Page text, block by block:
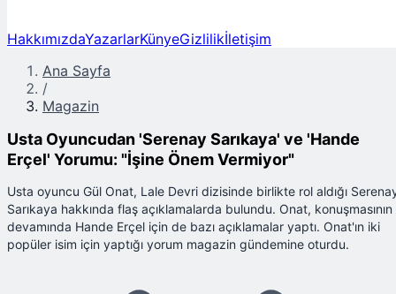
HakkımızdaYazarlarKünyeGizlilikİletişim
Ana Sayfa
/
Magazin
Usta Oyuncudan 'Serenay Sarıkaya' ve 'Hande
Erçel' Yorumu: "İşine Önem Vermiyor"
Usta oyuncu Gül Onat, Lale Devri dizisinde birlikte rol aldığı
Sarıkaya hakkında flaş açıklamalarda bulundu. Onat, konuşmasının
devamında Hande Erçel için de bazı açıklamalar yaptı. Onat'ın iki
popüler isim için yaptığı yorum magazin gündemine oturdu.